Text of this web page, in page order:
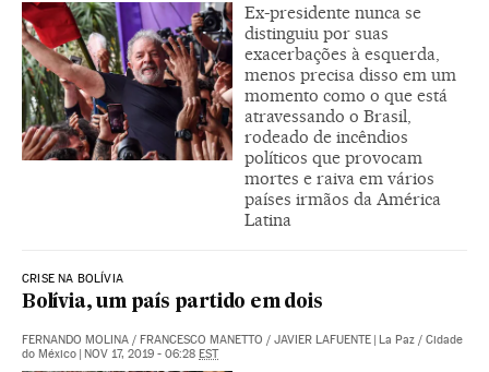
Ex-presidente nunca se
distinguiu por suas
exacerbações à esquerda,
menos precisa disso em um
momento como o que está
atravessando o Brasil,
rodeado de incêndios
políticos que provocam
mortes e raiva em vários
países irmãos da América
Latina
CRISE NA BOLÍVIA
Bolívia, um país partido em dois
FERNANDO MOLINA / FRANCESCO MANETTO / JAVIER LAFUENTE | La Paz / Cidade
do México | NOV 17, 2019 - 06:28 EST